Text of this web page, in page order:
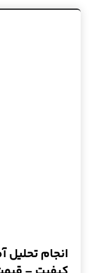
انجام تحلیل